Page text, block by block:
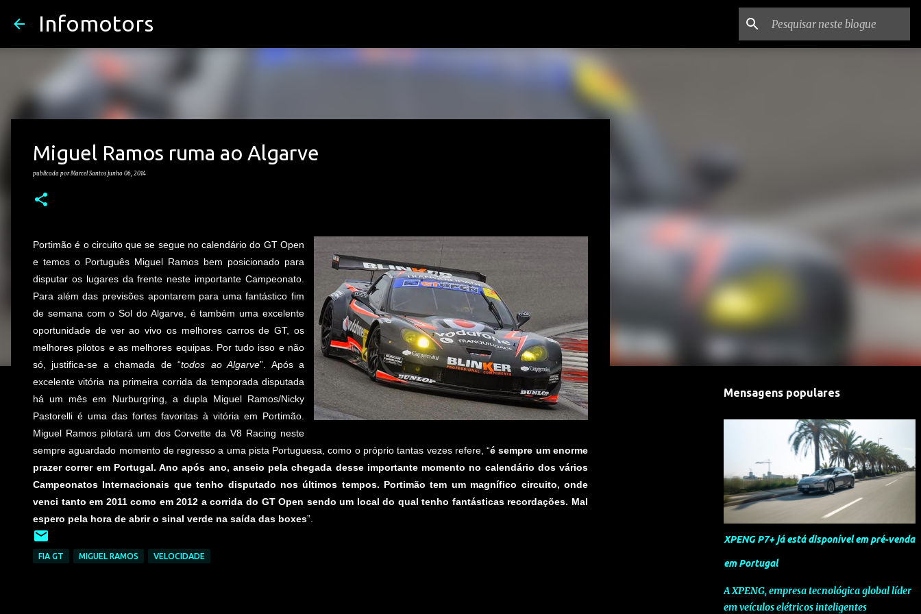
Infomotors
Miguel Ramos ruma ao Algarve
publicada porMarcel Santos junho 06, 2014
Portimão é o circuito que se segue no calendário do GT Open
e temos o Português Miguel Ramos bem posicionado para
disputar os lugares da frente neste importante Campeonato.
Para além das previsões apontarem para uma fantástico fim
de semana com o Sol do Algarve, é também uma excelente
oportunidade de ver ao vivo os melhores carros de GT, os
melhores pilotos e as melhores equipas. Por tudo isso e não
só, justifica-se a chamada de “todos ao Algarve”. Após a
excelente vitória na primeira corrida da temporada disputada
há um mês em Nurburgring, a dupla Miguel Ramos/Nicky
Pastorelli é uma das fortes favoritas à vitória em Portimão.
Miguel Ramos pilotará um dos Corvette da V8 Racing neste
sempre aguardado momento de regresso a uma pista Portuguesa, como o próprio tantas vezes refere, “é sempre um enorme
prazer correr em Portugal. Ano após ano, anseio pela chegada desse importante momento no calendário dos vários
Campeonatos Internacionais que tenho disputado nos últimos tempos. Portimão tem um magnífico circuito, onde
venci tanto em 2011 como em 2012 a corrida do GT Open sendo um local do qual tenho fantásticas recordações. Mal
espero pela hora de abrir o sinal verde na saída das boxes”.
FIA GT MIGUEL RAMOS VELOCIDADE
Mensagens populares
XPENG P7+ já está disponível em pré-venda
em Portugal
A XPENG, empresa tecnológica global líder
em veículos elétricos inteligentes